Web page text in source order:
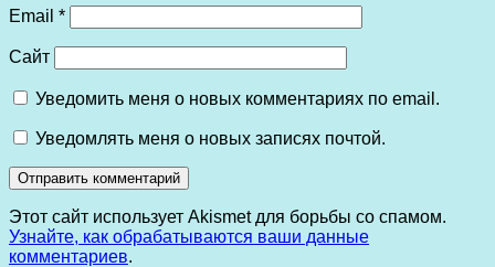
Email *
Сайт
Уведомить меня о новых комментариях по email.
Уведомлять меня о новых записях почтой.
Этот сайт использует Akismet для борьбы со спамом.
Узнайте, как обрабатываются ваши данные
комментариев.